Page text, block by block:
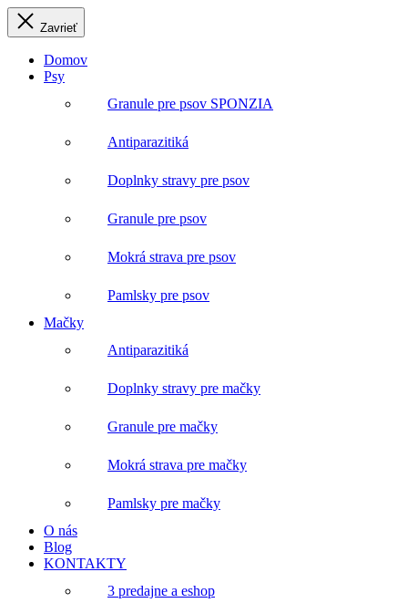
Zavrieť
Domov
Psy
Granule pre psov SPONZIA
Antiparazitiká
Doplnky stravy pre psov
Granule pre psov
Mokrá strava pre psov
Pamlsky pre psov
Mačky
Antiparazitiká
Doplnky stravy pre mačky
Granule pre mačky
Mokrá strava pre mačky
Pamlsky pre mačky
O nás
Blog
KONTAKTY
3 predajne a eshop